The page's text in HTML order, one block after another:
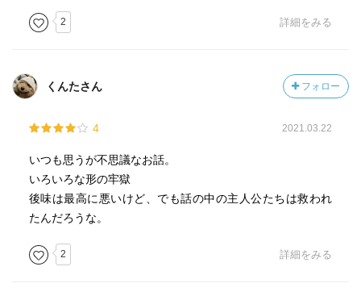
2 詳細をみる
くんたさん フォロー
4 2021.03.22
いつも思うが不思議なお話。
いろいろな形の牢獄
後味は最高に悪いけど、でも話の中の主人公たちは救われ
たんだろうな。
2 詳細をみる